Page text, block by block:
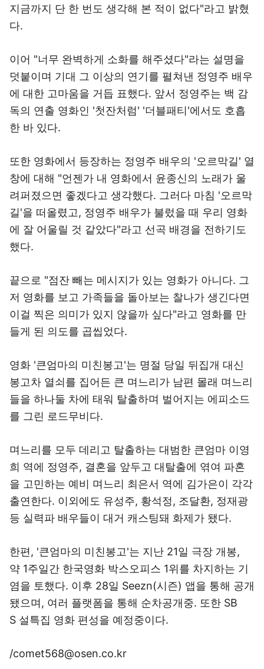
지금까지 단 한 번도 생각해 본 적이 없다"라고 밝혔
다.
이어 "너무 완벽하게 소화를 해주셨다"라는 설명을
덧붙이며 기대 그 이상의 연기를 펼쳐낸 정영주 배우
에 대한 고마움을 거듭 표했다. 앞서 정영주는 백 감
독의 연출 영화인 '첫잔처럼' '더블패티'에서도 호흡
한 바 있다.
또한 영화에서 등장하는 정영주 배우의 '오르막길' 열
창에 대해 "언젠가 내 영화에서 윤종신의 노래가 울
려퍼졌으면 좋겠다고 생각했다. 그러다 마침 '오르막
길'을 떠올렸고, 정영주 배우가 불렀을 때 우리 영화
에 잘 어울릴 것 같았다"라고 선곡 배경을 전하기도
했다.
끝으로 "점잔 빼는 메시지가 있는 영화가 아니다. 그
저 영화를 보고 가족들을 돌아보는 찰나가 생긴다면
이걸 찍은 의미가 있지 않을까 싶다"라고 영화를 만
들게 된 의도를 곱씹었다.
영화 '큰엄마의 미친봉고'는 명절 당일 뒤집개 대신
봉고차 열쇠를 집어든 큰 며느리가 남편 몰래 며느리
들을 하나둘 차에 태워 탈출하며 벌어지는 에피소드
를 그린 로드무비다.
며느리를 모두 데리고 탈출하는 대범한 큰엄마 이영
희 역에 정영주, 결혼을 앞두고 대탈출에 엮여 파혼
을 고민하는 예비 며느리 최은서 역에 김가은이 각각
출연한다. 이외에도 유성주, 황석정, 조달환, 정재광
등 실력파 배우들이 대거 캐스팅돼 화제가 됐다.
한편, '큰엄마의 미친봉고'는 지난 21일 극장 개봉,
약 1주일간 한국영화 박스오피스 1위를 차지하는 기
염을 토했다. 이후 28일 Seezn(시즌) 앱을 통해 공개
됐으며, 여러 플랫폼을 통해 순차공개중. 또한 SB
S 설특집 영화 편성을 예정중이다.
/comet568@osen.co.kr